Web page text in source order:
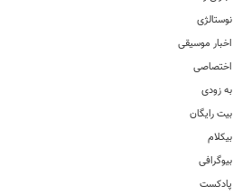
نوستالژی
اخبار موسیقی
اختصاصی
به زودی
بیت رایگان
بیکلام
بیوگرافی
پادکست